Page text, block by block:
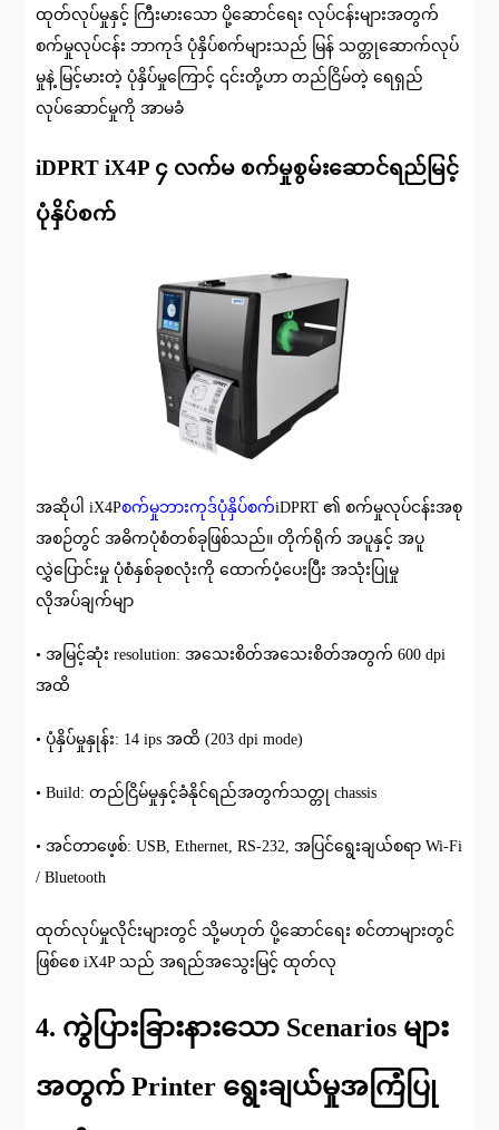
ထုတ်လုပ်မှုနှင့် ကြီးမားသော ပို့ဆောင်ရေး လုပ်ငန်းများအတွက်
စက်မှုလုပ်ငန်း ဘာကုဒ် ပုံနှိပ်စက်များသည် မြန် သတ္တုဆောက်လုပ်
မှုနဲ့ မြင့်မားတဲ့ ပုံနှိပ်မှုကြောင့် ၎င်းတို့ဟာ တည်ငြိမ်တဲ့ ရေရှည်
လုပ်ဆောင်မှုကို အာမခံ
iDPRT iX4P ၄ လက်မ စက်မှုစွမ်းဆောင်ရည်မြင့်
ပုံနှိပ်စက်
အဆိုပါ iX4Pစက်မှုဘားကုဒ်ပုံနှိပ်စက်iDPRT ၏ စက်မှုလုပ်ငန်းအစု
အစဉ်တွင် အဓိကပုံစံတစ်ခုဖြစ်သည်။ တိုက်ရိုက် အပူနှင့် အပူ
လွှဲပြောင်းမှု ပုံစံနှစ်ခုစလုံးကို ထောက်ပံ့ပေးပြီး အသုံးပြုမှု
လိုအပ်ချက်မျာ
• အမြင့်ဆုံး resolution: အသေးစိတ်အသေးစိတ်အတွက် 600 dpi
အထိ
• ပုံနှိပ်မှုနှုန်း: 14 ips အထိ (203 dpi mode)
• Build: တည်ငြိမ်မှုနှင့်ခံနိုင်ရည်အတွက်သတ္တု chassis
• အင်တာဖေ့စ်: USB, Ethernet, RS-232, အပြင်ရွေးချယ်စရာ Wi-Fi
/ Bluetooth
ထုတ်လုပ်မှုလိုင်းများတွင် သို့မဟုတ် ပို့ဆောင်ရေး စင်တာများတွင်
ဖြစ်စေ iX4P သည် အရည်အသွေးမြင့် ထုတ်လု
4. ကွဲပြားခြားနားသော Scenarios များ
အတွက် Printer ရွေးချယ်မှုအကြံပြု